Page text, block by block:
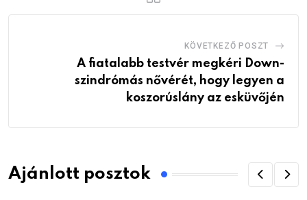
KÖVETKEZŐ POSZT
A fiatalabb testvér megkéri Down-
szindrómás nővérét, hogy legyen a
koszorúslány az esküvőjén
Ajánlott posztok